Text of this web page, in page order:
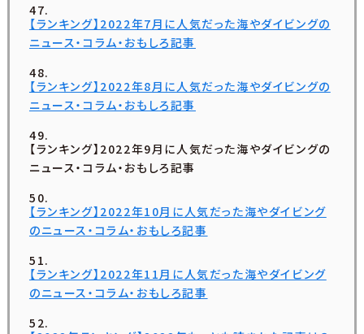
【ランキング】2022年7月に人気だった海やダイビングの
ニュース・コラム・おもしろ記事
【ランキング】2022年8月に人気だった海やダイビングの
ニュース・コラム・おもしろ記事
【ランキング】2022年9月に人気だった海やダイビングの
ニュース・コラム・おもしろ記事
【ランキング】2022年10月に人気だった海やダイビング
のニュース・コラム・おもしろ記事
【ランキング】2022年11月に人気だった海やダイビング
のニュース・コラム・おもしろ記事